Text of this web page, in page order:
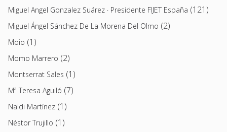
Miguel Angel Gonzalez Suárez · Presidente FIJET España (121)
Miguel Ángel Sánchez De La Morena Del Olmo (2)
Moio (1)
Momo Marrero (2)
Montserrat Sales (1)
Mª Teresa Aguiló (7)
Naldi Martínez (1)
Néstor Trujillo (1)